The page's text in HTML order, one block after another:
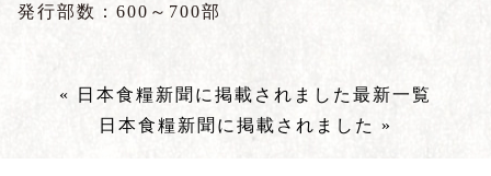
発行部数：600～700部
« 日本食糧新聞に掲載されました 最新一覧
日本食糧新聞に掲載されました »